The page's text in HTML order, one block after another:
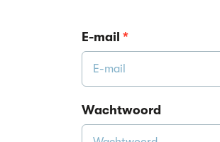
E-mail *
Wachtwoord